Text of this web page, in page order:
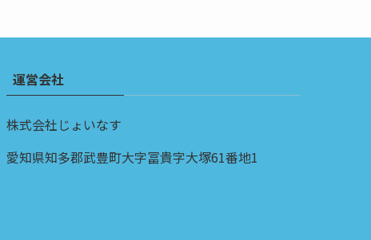
運営会社
株式会社じょいなす
愛知県知多郡武豊町大字冨貴字大塚61番地1